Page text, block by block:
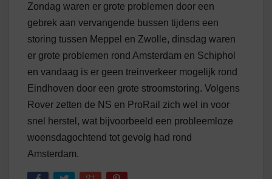
Zondag waren er grote problemen door een
gebrek aan vervangende bussen tijdens een
storing tussen Meppel en Zwolle, dinsdag waren
er grote problemen rond Amsterdam en Schiphol
en vandaag is er geen treinverkeer mogelijk rond
Eindhoven door een grote stroomstoring. Volgens
Rover zetten de NS en ProRail zich wel in voor
snel herstel, wat bijvoorbeeld een probleemloze
woensdagochtend tot gevolg had rond
Amsterdam.